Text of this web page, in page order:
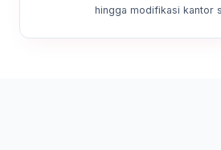
hingga modifikasi kantor